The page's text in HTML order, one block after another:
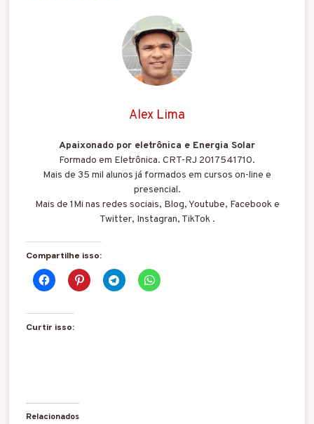
Alex Lima
Apaixonado por eletrônica e Energia Solar
Formado em Eletrônica. CRT-RJ 2017541710.
Mais de 35 mil alunos já formados em cursos on-line e
presencial.
Mais de 1Mi nas redes sociais, Blog, Youtube, Facebook e
Twitter, Instagran, TikTok .
Compartilhe isso:
Curtir isso:
Relacionados